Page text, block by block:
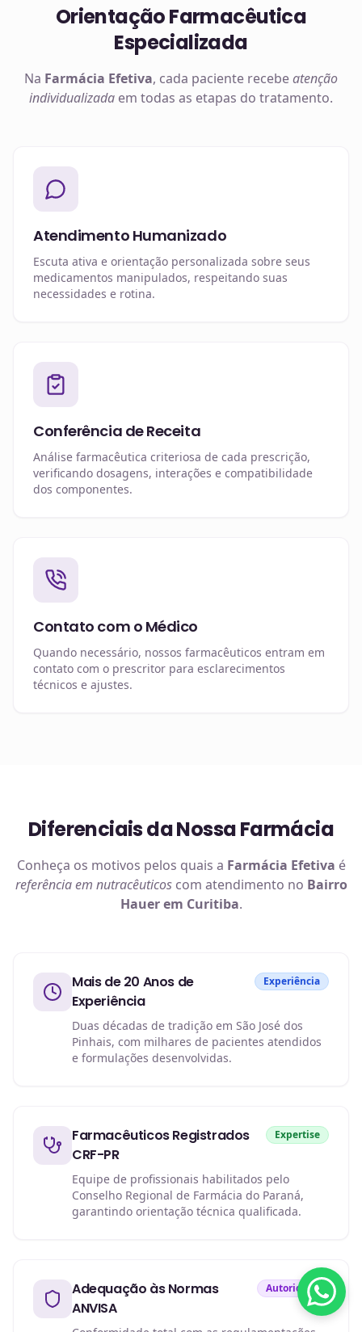
Orientação Farmacêutica
Especializada
Na Farmácia Efetiva, cada paciente recebeatenção
individualizada em todas as etapas do tratamento.
Atendimento Humanizado
Escuta ativa e orientação personalizada sobre seus
medicamentos manipulados, respeitando suas
necessidades e rotina.
Conferência de Receita
Análise farmacêutica criteriosa de cada prescrição,
verificando dosagens, interações e compatibilidade
dos componentes.
Contato com o Médico
Quando necessário, nossos farmacêuticos entram em
contato com o prescritor para esclarecimentos
técnicos e ajustes.
Diferenciais da Nossa Farmácia
Conheça os motivos pelos quais a Farmácia Efetiva é
referência em nutracêuticoscom atendimento no Bairro
Hauer em Curitiba.
Mais de 20 Anos de
Experiência
Experiência
Duas décadas de tradição em São José dos
Pinhais, com milhares de pacientes atendidos
e formulações desenvolvidas.
Farmacêuticos Registrados
CRF-PR
Expertise
Equipe de profissionais habilitados pelo
Conselho Regional de Farmácia do Paraná,
garantindo orientação técnica qualificada.
Adequação às Normas
ANVISA
Autoridade